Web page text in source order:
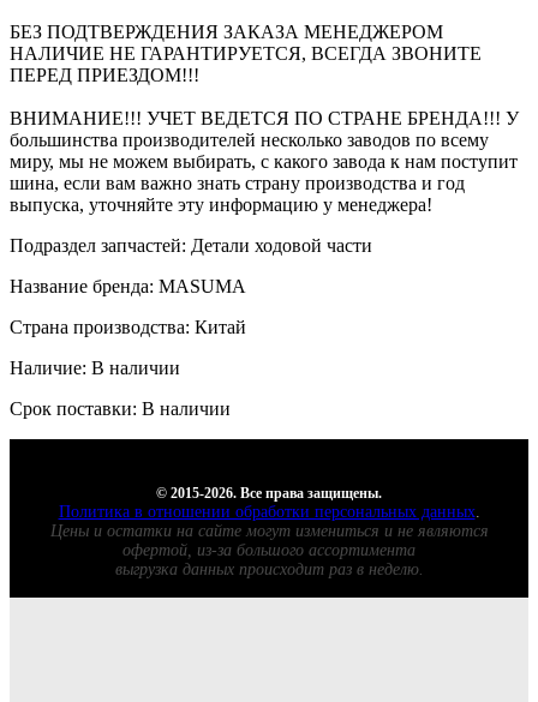
БЕЗ ПОДТВЕРЖДЕНИЯ ЗАКАЗА МЕНЕДЖЕРОМ
НАЛИЧИЕ НЕ ГАРАНТИРУЕТСЯ, ВСЕГДА ЗВОНИТЕ
ПЕРЕД ПРИЕЗДОМ!!!
ВНИМАНИЕ!!! УЧЕТ ВЕДЕТСЯ ПО СТРАНЕ БРЕНДА!!! У
большинства производителей несколько заводов по всему
миру, мы не можем выбирать, с какого завода к нам поступит
шина, если вам важно знать страну производства и год
выпуска, уточняйте эту информацию у менеджера!
Подраздел запчастей: Детали ходовой части
Название бренда: MASUMA
Страна производства: Китай
Наличие: В наличии
Срок поставки: В наличии
© 2015-2026. Все права защищены.
Политика в отношении обработки персональных данных.
Цены и остатки на сайте могут измениться и не являются
офертой, из-за большого ассортимента
выгрузка данных происходит раз в неделю.